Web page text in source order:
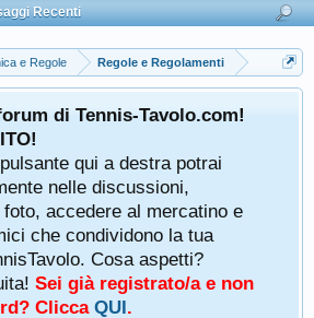
e Regole Regole e Regolamenti
di Tennis-Tavolo.com!
qui a destra potrai
nelle discussioni,
accedere al mercatino e
che condividono la tua
Cosa aspetti?
Sei già registrato/a e non
Clicca QUI.
Recenti